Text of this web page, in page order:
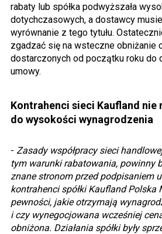
rabaty lub spółka podwyższała
dotychczasowych, a dostawcy
wyrównanie z tego tytułu.
zgadzać się na wsteczne obniżanie
dostarczonych od początku roku do
umowy.
Kontrahenci sieci Kaufland nie
do wysokości wynagrodzenia
- Zasady współpracy sieci
tym warunki rabatowania, powinny
znane stronom przed podpisaniem
kontrahenci spółki Kaufland Polska
pewności, jakie otrzymają
i czy wynegocjowana wcześniej
obniżona. Działania spółki były